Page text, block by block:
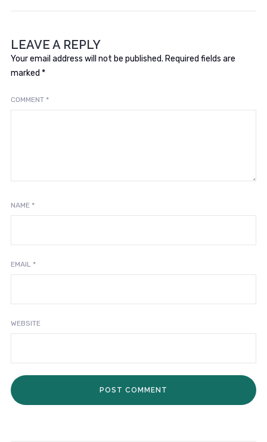
LEAVE A REPLY
Your email address will not be published. Required fields are
marked *
COMMENT *
NAME *
EMAIL *
WEBSITE